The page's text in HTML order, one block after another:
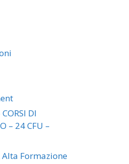
DI
– 24 CFU –
Formazione